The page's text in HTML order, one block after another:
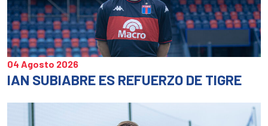
04 Agosto 2026
IAN SUBIABRE ES REFUERZO DE TIGRE